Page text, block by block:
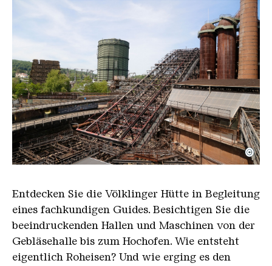
Der Erzschrägaufzug der Völklinger Hütte mit
Copyright: Weltkulturerbe Völklinger Hütte | Karl
©
Entdecken Sie die Völklinger Hütte in Begleitung
eines fachkundigen Guides. Besichtigen Sie die
beeindruckenden Hallen und Maschinen von der
Gebläsehalle bis zum Hochofen. Wie entsteht
eigentlich Roheisen? Und wie erging es den